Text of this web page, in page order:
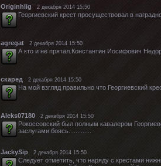
Originhlig 2 декабря 2014 15:50
Георгиевский крест просуществовал в
agregat 2 декабря 2014 15:50
А кто и не прятал.Константин Иосифович
скаред 2 декабря 2014 15:50
На мой взгляд правильно что Георгиевский
Aleks07180 2 декабря 2014 15:50
Рокоссовский был полным кавалером
заслугами боясь.............
JackySip 2 декабря 2014 15:50
Следует отметить, что наряду с крестами